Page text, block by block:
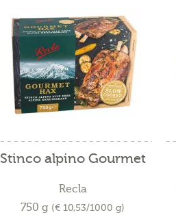
Stinco alpino Gourmet
Recla
750 g (€ 10,53/1000 g)